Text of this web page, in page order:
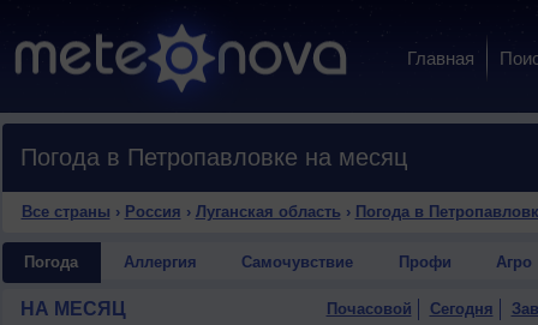
Главная
Погода в Петропавловке на месяц
Все страны › Россия › Луганская область › Погода в
Погода Аллергия Самочувствие Профи Агро
НА МЕСЯЦ Почасовой Сегодня